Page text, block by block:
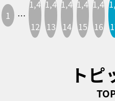
1 …
1,4
12
1,4
13
1,4
14
1,4
15
1,4
16
トピ